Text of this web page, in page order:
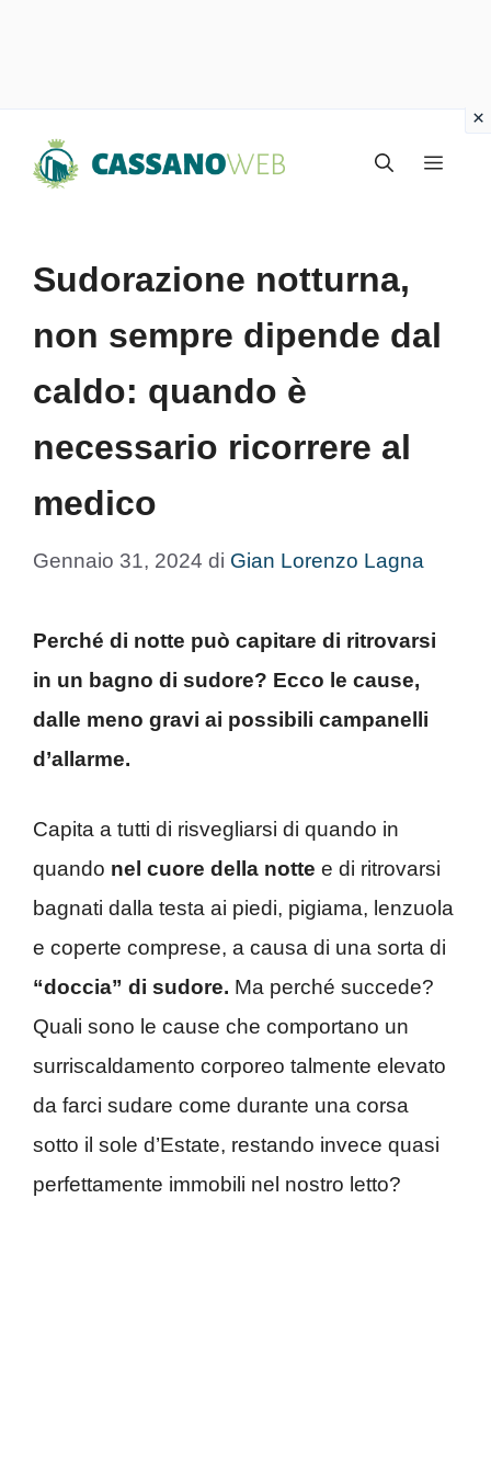
Menu
Sudorazione notturna,
non sempre dipende dal
caldo: quando è
necessario ricorrere al
medico
Gennaio 31, 2024 di Gian Lorenzo Lagna
Perché di notte può capitare di ritrovarsi
in un bagno di sudore? Ecco le cause,
dalle meno gravi ai possibili campanelli
d’allarme.
Capita a tutti di risvegliarsi di quando in
quando nel cuore della notte e di ritrovarsi
bagnati dalla testa ai piedi, pigiama, lenzuola
e coperte comprese, a causa di una sorta di
“doccia” di sudore. Ma perché succede?
Quali sono le cause che comportano un
surriscaldamento corporeo talmente elevato
da farci sudare come durante una corsa
sotto il sole d’Estate, restando invece quasi
perfettamente immobili nel nostro letto?